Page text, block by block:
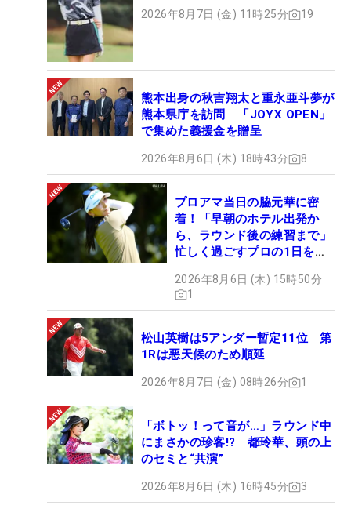
2026年8月7日 (金) 11時25分 19
熊本出身の秋吉翔太と重永亜斗夢が
熊本県庁を訪問 「JOYX OPEN」
で集めた義援金を贈呈
2026年8月6日 (木) 18時43分 8
プロアマ当日の脇元華に密
着！「早朝のホテル出発か
ら、ラウンド後の練習まで」
忙しく過ごすプロの1日を公
2026年8月6日 (木) 15時50分
1
松山英樹は5アンダー暫定11位 第
1Rは悪天候のため順延
2026年8月7日 (金) 08時26分 1
「ボトッ！って音が…」ラウンド中
にまさかの珍客!? 都玲華、頭の上
のセミと“共演”
2026年8月6日 (木) 16時45分 3